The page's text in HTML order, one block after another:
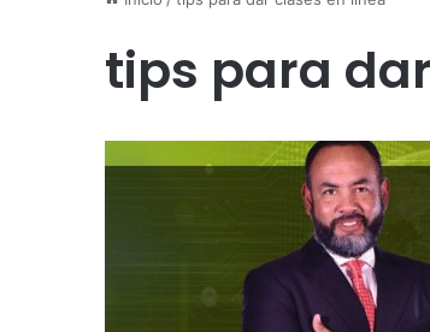
tips para